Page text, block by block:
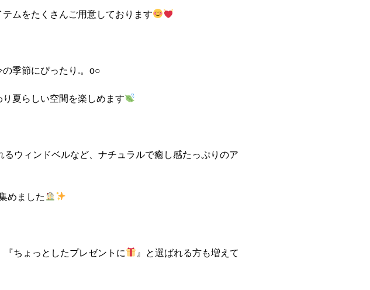
ムをたくさんご用意しております
季節にぴったり.。o○
夏らしい空間を楽しめます
ウィンドベルなど、ナチュラルで癒し感たっぷりのア
めました
『ちょっとしたプレゼントに
』と選ばれる方も増えて